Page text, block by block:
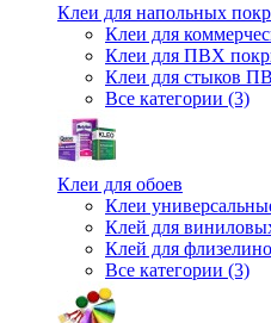
Клеи для напольных
Клеи для
Клеи для ПВХ
Клеи для стыков
Все категории (3)
Клеи для обоев
Клеи
Клей для
Клей для
Все категории (3)